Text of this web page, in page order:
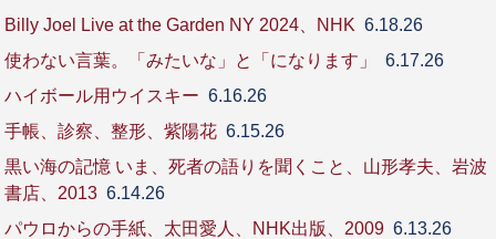
Billy Joel Live at the Garden NY 2024、NHK 6.18.26
使わない言葉。「みたいな」と「になります」
6.17.26
ハイボール用ウイスキー 6.16.26
手帳、診察、整形、紫陽花 6.15.26
黒い海の記憶 いま、死者の語りを聞くこと、山形孝夫、岩波
書店、2013 6.14.26
パウロからの手紙、太田愛人、NHK出版、2009 6.13.26